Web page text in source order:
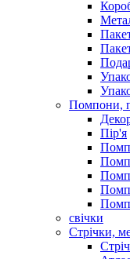
Помпони,
Пір'я
свічки
Стрічки,